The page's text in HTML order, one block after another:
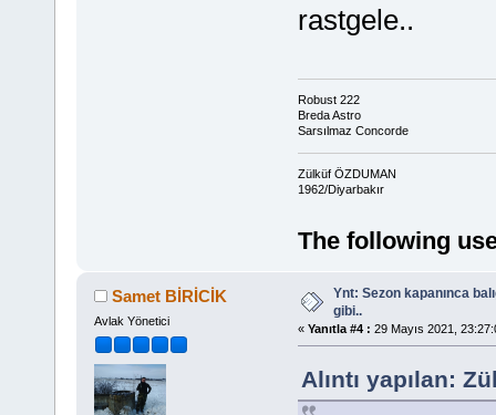
rastgele..
Robust 222
Breda Astro
Sarsılmaz Concorde
Zülküf ÖZDUMAN
1962/Diyarbakır
The following
Samet BİRİCİK
Avlak Yönetici
Ynt: Sezon kapanınca
gibi..
« Yanıtla #4 : 29 Mayıs 2021,
Alıntı yapılan: